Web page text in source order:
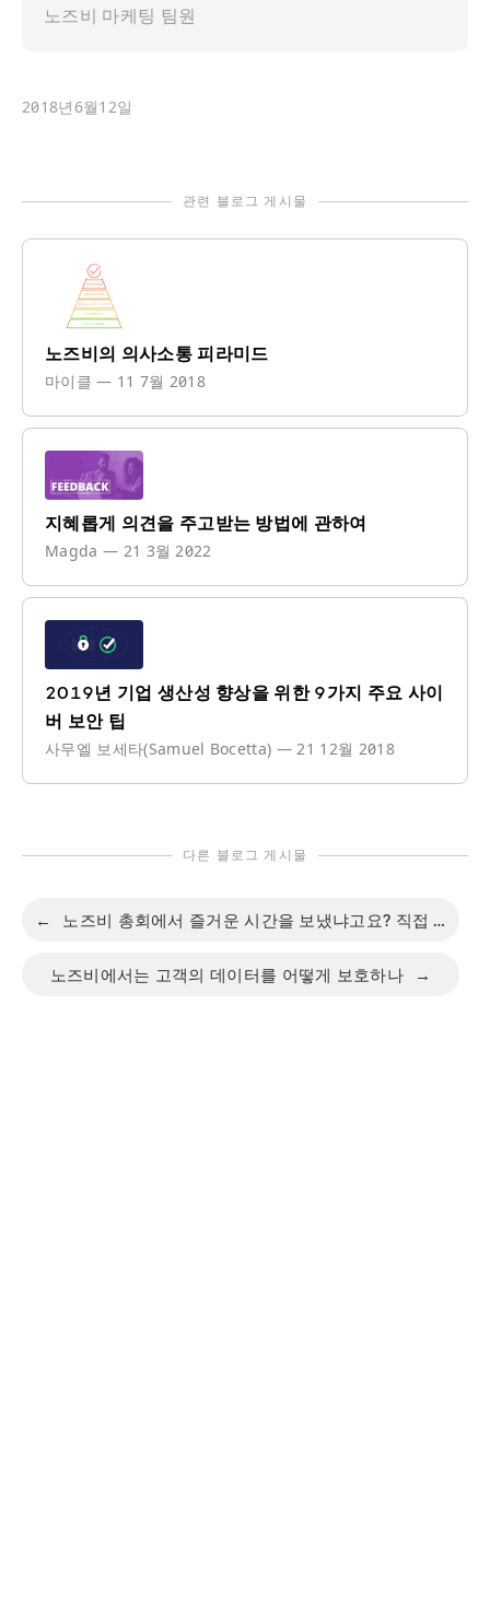
노즈비 마케팅 팀원
2018년6월12일
관련 블로그 게시물
노즈비의 의사소통 피라미드
마이클— 11 7월 2018
지혜롭게 의견을 주고받는 방법에 관하여
Magda — 21 3월 2022
2019년 기업 생산성 향상을 위한 9가지 주요 사이
버 보안 팁
사무엘 보세타(Samuel Bocetta) —21 12월 2018
다른 블로그 게시물
← 노즈비 총회에서 즐거운 시간을 보냈냐고요? 직접 확인하세요.
노즈비에서는 고객의 데이터를 어떻게 보호하나 →